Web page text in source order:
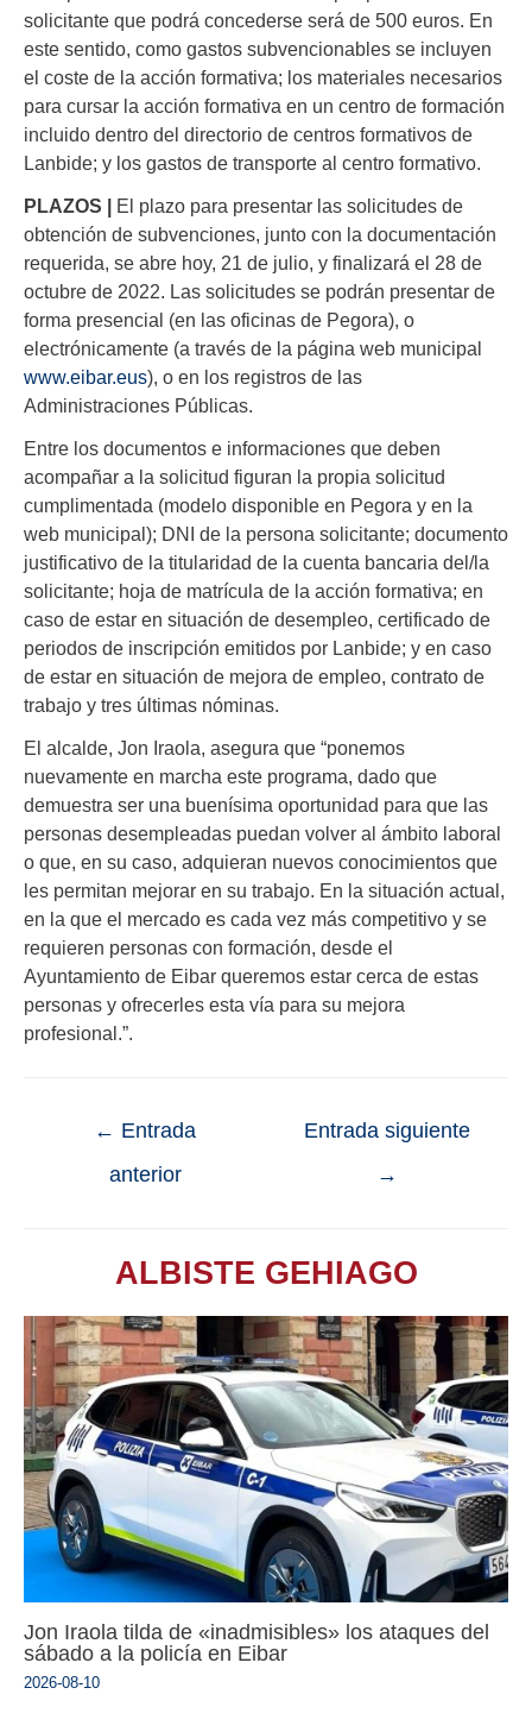
solicitante que podrá concederse será de 500 euros. En
este sentido, como gastos subvencionables se incluyen
el coste de la acción formativa; los materiales necesarios
para cursar la acción formativa en un centro de formación
incluido dentro del directorio de centros formativos de
Lanbide; y los gastos de transporte al centro formativo.
PLAZOS | El plazo para presentar las solicitudes de
obtención de subvenciones, junto con la documentación
requerida, se abre hoy, 21 de julio, y finalizará el 28 de
octubre de 2022. Las solicitudes se podrán presentar de
forma presencial (en las oficinas de Pegora), o
electrónicamente (a través de la página web municipal
www.eibar.eus), o en los registros de las
Administraciones Públicas.
Entre los documentos e informaciones que deben
acompañar a la solicitud figuran la propia solicitud
cumplimentada (modelo disponible en Pegora y en la
web municipal); DNI de la persona solicitante; documento
justificativo de la titularidad de la cuenta bancaria del/la
solicitante; hoja de matrícula de la acción formativa; en
caso de estar en situación de desempleo, certificado de
periodos de inscripción emitidos por Lanbide; y en caso
de estar en situación de mejora de empleo, contrato de
trabajo y tres últimas nóminas.
El alcalde, Jon Iraola, asegura que “ponemos
nuevamente en marcha este programa, dado que
demuestra ser una buenísima oportunidad para que las
personas desempleadas puedan volver al ámbito laboral
o que, en su caso, adquieran nuevos conocimientos que
les permitan mejorar en su trabajo. En la situación actual,
en la que el mercado es cada vez más competitivo y se
requieren personas con formación, desde el
Ayuntamiento de Eibar queremos estar cerca de estas
personas y ofrecerles esta vía para su mejora
profesional.”.
← Entrada
anterior
Entrada siguiente
→
ALBISTE GEHIAGO
Jon Iraola tilda de «inadmisibles» los ataques del
sábado a la policía en Eibar
2026-08-10